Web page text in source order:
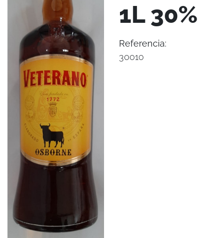
1L 30%
Referencia:
30010